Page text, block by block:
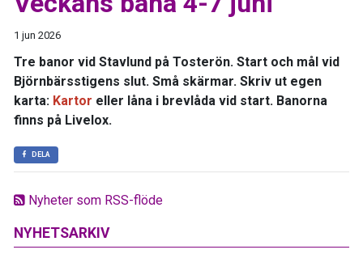
Nyheter som RSS-flöde
NYHETSARKIV
1 jun 2026
Tre banor vid Stavlund på Tosterön. Start och mål vid
Björnbärsstigens slut. Små skärmar. Skriv ut egen
karta: Kartor eller låna i brevlåda vid start. Banorna
finns på Livelox.
DELA